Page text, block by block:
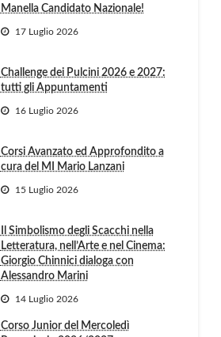
Manella Candidato Nazionale!
17 Luglio 2026
Challenge dei Pulcini 2026 e 2027:
tutti gli Appuntamenti
16 Luglio 2026
Corsi Avanzato ed Approfondito a
cura del MI Mario Lanzani
15 Luglio 2026
Il Simbolismo degli Scacchi nella
Letteratura, nell’Arte e nel Cinema:
Giorgio Chinnici dialoga con
Alessandro Marini
14 Luglio 2026
Corso Junior del Mercoledì